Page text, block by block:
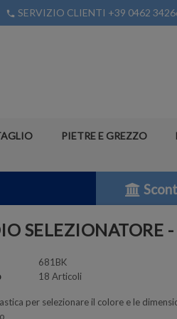
phone SERVIZIO CLIENTI +39 0462
PIETRE E GREZZO
SELEZIONATORE
681BK
18 Articoli
per selezionare il colore e le